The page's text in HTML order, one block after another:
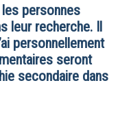
les personnes
leur recherche. Il
personnellement
seront
secondaire dans